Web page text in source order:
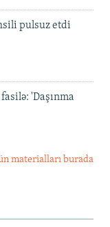
pulsuz etdi
'Daşınma
materialları burada